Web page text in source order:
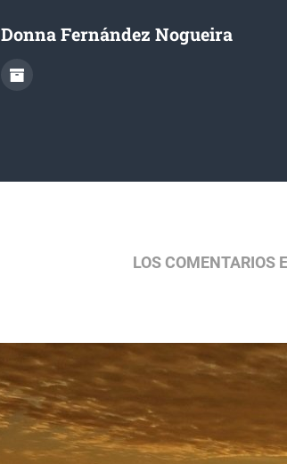
Donna Fernández Nogueira
LOS COMENTARIOS